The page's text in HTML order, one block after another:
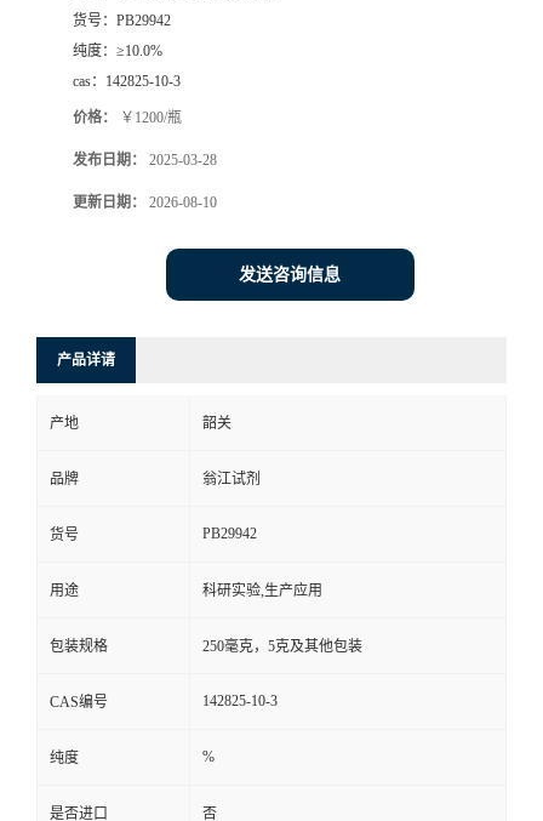
货号： PB29942
纯度： ≥10.0%
cas： 142825-10-3
价格： ￥1200/瓶
发布日期： 2025-03-28
更新日期： 2026-08-10
发送咨询信息
产品详请
产地 韶关
品牌 翁江试剂
货号 PB29942
用途 科研实验,生产应用
包装规格 250毫克，5克及其他包装
CAS编号 142825-10-3
纯度 %
是否进口 否